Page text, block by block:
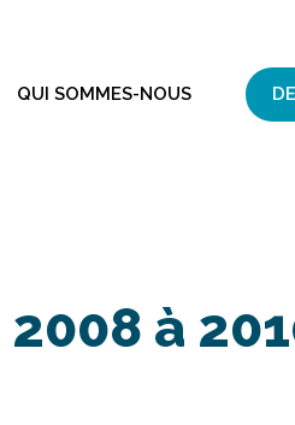
QUI SOMMES-NOUS
à